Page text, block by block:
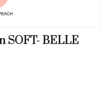
SOFT- BELLE